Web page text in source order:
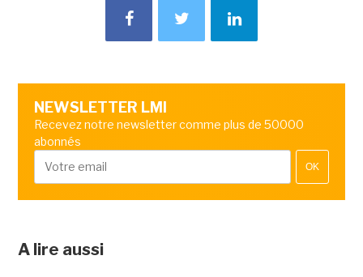
NEWSLETTER LMI
Recevez notre newsletter comme plus de 50000
abonnés
OK
A lire aussi